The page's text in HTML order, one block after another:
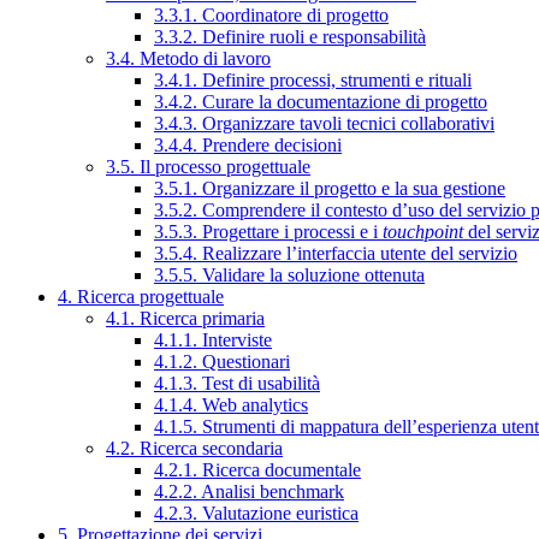
3.3.1. Coordinatore di progetto
3.3.2. Definire ruoli e responsabilità
3.4. Metodo di lavoro
3.4.1. Definire processi, strumenti e rituali
3.4.2. Curare la documentazione di progetto
3.4.3. Organizzare tavoli tecnici collaborativi
3.4.4. Prendere decisioni
3.5. Il processo progettuale
3.5.1. Organizzare il progetto e la sua gestione
3.5.2. Comprendere il contesto d’uso del servizio
3.5.3. Progettare i processi e i touchpointdel
3.5.4. Realizzare l’interfaccia utente del servizio
3.5.5. Validare la soluzione ottenuta
4. Ricerca progettuale
4.1. Ricerca primaria
4.1.1. Interviste
4.1.2. Questionari
4.1.3. Test di usabilità
4.1.4. Web analytics
4.1.5. Strumenti di mappatura dell’esperienza
4.2. Ricerca secondaria
4.2.1. Ricerca documentale
4.2.2. Analisi benchmark
4.2.3. Valutazione euristica
5. Progettazione dei servizi